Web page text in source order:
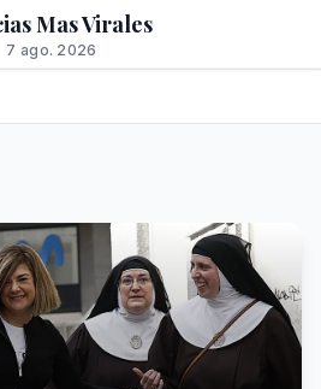
Mas Virales
7 ago. 2026